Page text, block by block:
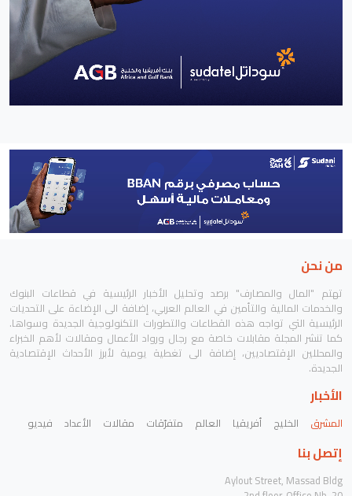
من نحن
تهتم "المال والمصارف" برصد وتحليل الأخبار الرئيسية في قطاعات البنوك
والخدمات المالية والتأمين في العالم العربي، إضافة الى الإضاءة على التحديات
الرئيسية التي تواجه هذه القطاعات والتطورات التكنولوجية الجديدة وسواها.
كما تنشر المجلة مقابلات خاصة مع رجال ورواد الأعمال ومقالات لأهم الخبراء
والمحللين الإقتصاديين، إضافة الى تغطية يومية لأبرز الأحداث الإقتصادية
الجديدة.
الأخبار
المشرق الخليج أفريقيا العالم متفرّقات مقالات الأعداد فيديو
إتصل بنا
Aylout Street, Massad Bldg